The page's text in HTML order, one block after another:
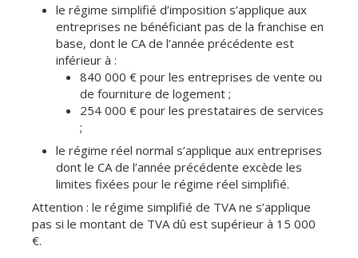
le régime simplifié d’imposition s’applique aux
entreprises ne bénéficiant pas de la franchise en
base, dont le CA de l’année précédente est
inférieur à :
840 000 € pour les entreprises de vente ou
de fourniture de logement ;
254 000 € pour les prestataires de services
;
le régime réel normal s’applique aux entreprises
dont le CA de l’année précédente excède les
limites fixées pour le régime réel simplifié.
Attention : le régime simplifié de TVA ne s’applique
pas si le montant de TVA dû est supérieur à 15 000
€.